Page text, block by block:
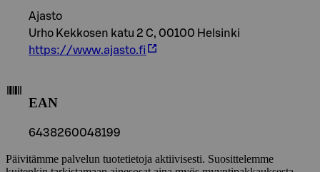
Ajasto
Urho Kekkosen katu 2 C, 00100 Helsinki
https://www.ajasto.fi
EAN
6438260048199
Päivitämme palvelun tuotetietoja aktiivisesti. Suosittelemme